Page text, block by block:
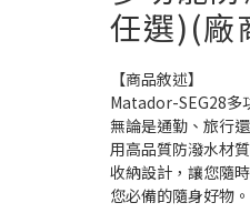
任選)(廠
【商品敘述】
Matador-SEG28多
無論是通勤、旅行
用高品質防潑水材
收納設計，讓您隨
您必備的隨身好物。